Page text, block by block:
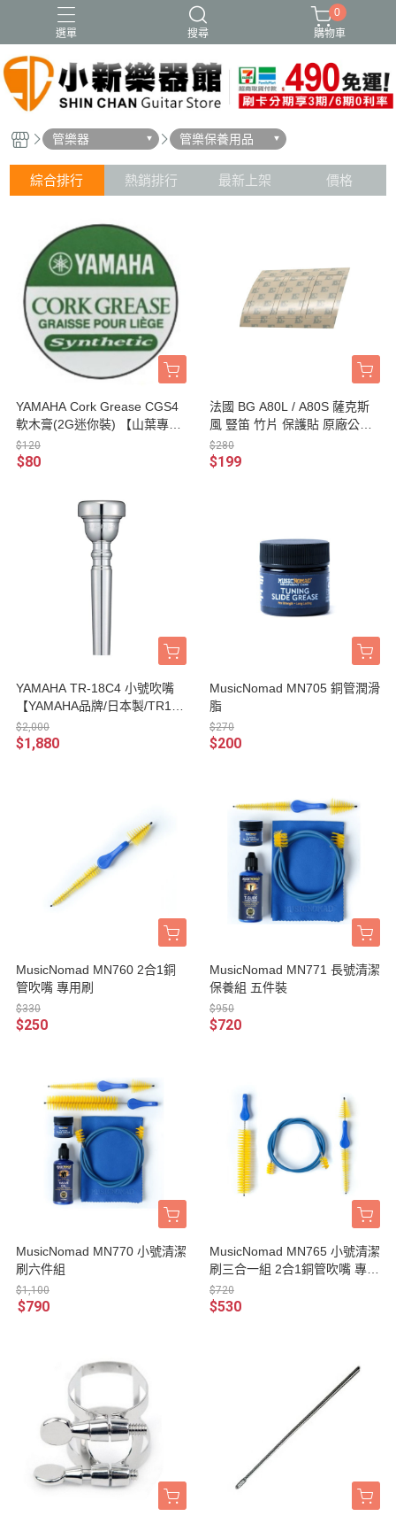
選單 搜尋
0
購物車
管樂器 管樂保養用品
綜合排行 熱銷排行 最新上架 價格
YAMAHA Cork Grease CGS4
軟木膏(2G迷你裝) 【山葉專賣
店/日本廠/管樂器保養品】
$120
$80
法國 BG A80L / A80S 薩克斯
風 豎笛 竹片 保護貼 原廠公司
貨
$280
$199
YAMAHA TR-18C4 小號吹嘴
【YAMAHA品牌/日本製/TR18
C4】
$2,000
$1,880
MusicNomad MN705 銅管潤滑
脂
$270
$200
MusicNomad MN760 2合1銅
管吹嘴 專用刷
$330
$250
MusicNomad MN771 長號清潔
保養組 五件裝
$950
$720
MusicNomad MN770 小號清潔
刷六件組
$1,100
$790
MusicNomad MN765 小號清潔
刷三合一組 2合1銅管吹嘴 專用
刷+超長閥門刷+小號專用蛇刷
$720
$530